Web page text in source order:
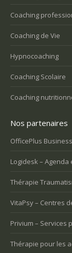
Coaching
Coaching de Vie
Hypnocoaching
Coaching Scolaire
Coaching
Nos partenaires
OfficePlus
Logidesk –
Thérapie
VitaPsy – Centres
Privium – Services
Thérapie pour les